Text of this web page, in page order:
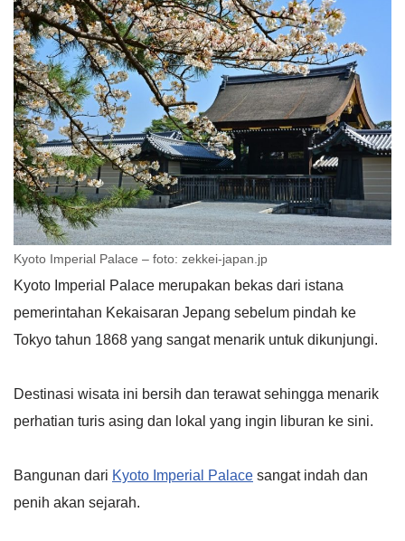
Kyoto Imperial Palace – foto: zekkei-japan.jp
Kyoto Imperial Palace merupakan bekas dari istana
pemerintahan Kekaisaran Jepang sebelum pindah ke
Tokyo tahun 1868 yang sangat menarik untuk dikunjungi.
Destinasi wisata ini bersih dan terawat sehingga menarik
perhatian turis asing dan lokal yang ingin liburan ke sini.
Bangunan dari Kyoto Imperial Palace sangat indah dan
penih akan sejarah.